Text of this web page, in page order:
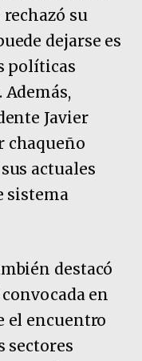
su
dejarse es
políticas
Javier
chaqueño
actuales
sistema
destacó
en
el encuentro
sectores